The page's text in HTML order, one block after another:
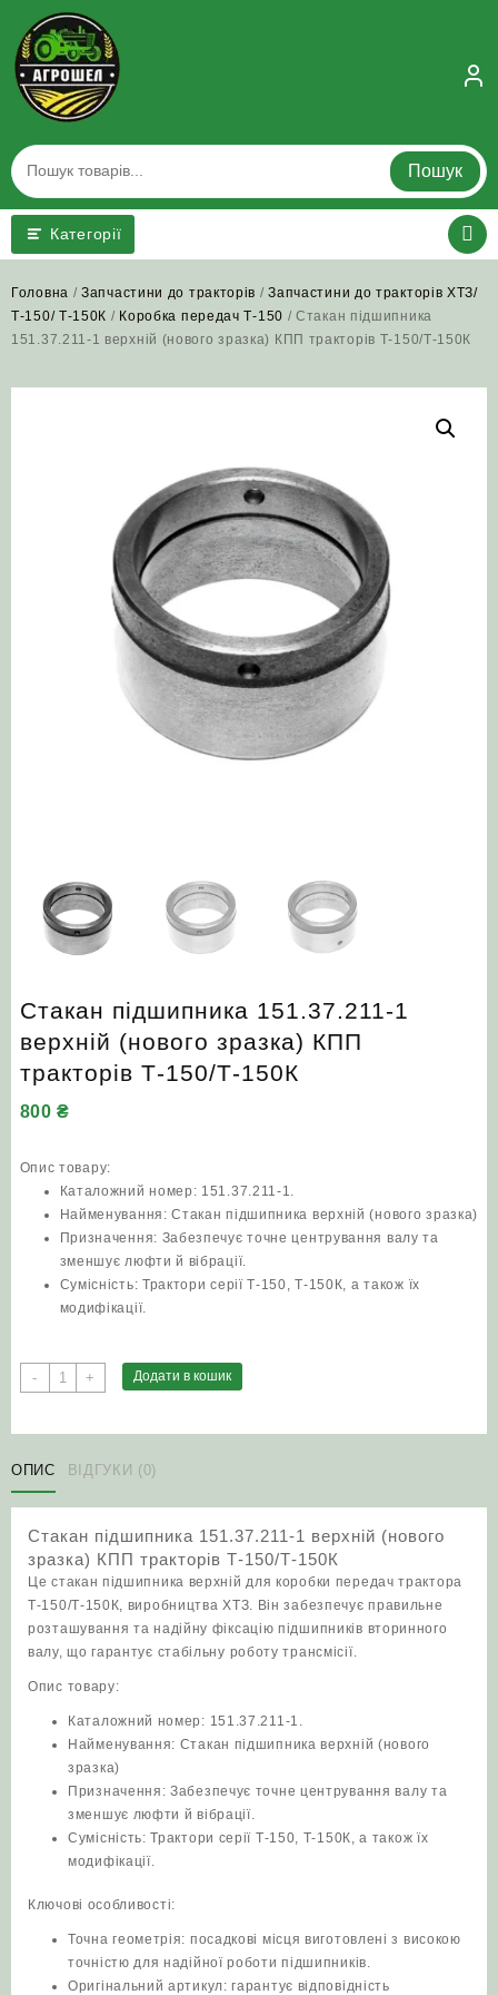
content
Пошук
Категорії
Головна /Запчастини до тракторів /Запчастини до тракторів ХТЗ/
Т-150/ Т-150К / Коробка передач Т-150 / Стакан підшипника
151.37.211-1 верхній (нового зразка) КПП тракторів Т‑150/Т‑150К
Стакан підшипника 151.37.211-1
верхній (нового зразка) КПП
тракторів Т‑150/Т‑150К
800₴
Опис товару:
Каталожний номер: 151.37.211-1.
Найменування: Стакан підшипника верхній (нового зразка)
Призначення: Забезпечує точне центрування валу та
зменшує люфти й вібрації.
Сумісність: Трактори серії Т‑150, Т‑150К, а також їх
модифікації.
-
Стакан
підшипника
верхній
(нового
КПП
тракторів
Т‑150/
Т‑150К
кількість
+ Додати в кошик
ОПИС ВІДГУКИ (0)
Стакан підшипника 151.37.211-1 верхній (нового
зразка) КПП тракторів Т‑150/Т‑150К
Це стакан підшипника верхній для коробки передач трактора
Т‑150/Т‑150К, виробництва ХТЗ. Він забезпечує правильне
розташування та надійну фіксацію підшипників вторинного
валу, що гарантує стабільну роботу трансмісії.
Опис товару:
Каталожний номер: 151.37.211-1.
Найменування: Стакан підшипника верхній (нового
зразка)
Призначення: Забезпечує точне центрування валу та
зменшує люфти й вібрації.
Сумісність: Трактори серії Т‑150, Т‑150К, а також їх
модифікації.
Ключові особливості:
Точна геометрія: посадкові місця виготовлені з високою
точністю для надійної роботи підшипників.
Оригінальний артикул: гарантує відповідність